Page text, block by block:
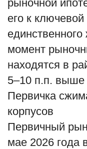
рыночной
его к ключевой
момент
находятся в
5–10 п.п. выше
Первичка
корпусов
Первичный
мае 2026 года